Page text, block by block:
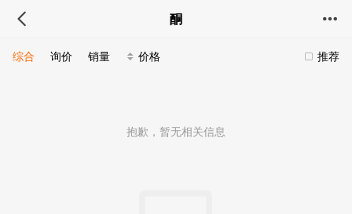
酮
推荐
综合 询价 销量 价格
抱歉，暂无相关信息